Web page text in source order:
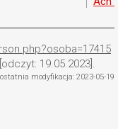
19.05.2023].
ostatnia modyfikacja: 2023-05-19